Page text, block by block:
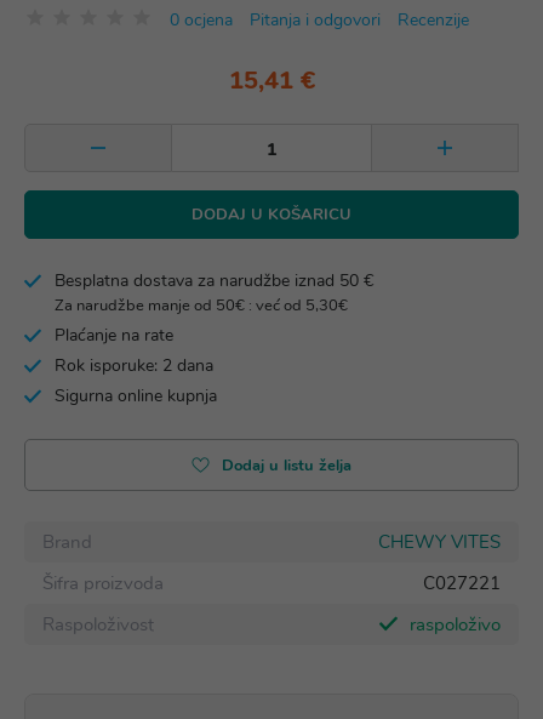
0 ocjena Pitanja i odgovori Recenzije
15,41 €
DODAJ U KOŠARICU
Besplatna dostava za narudžbe iznad 50 €
Za narudžbe manje od 50€ : već od 5,30€
Plaćanje na rate
Rok isporuke: 2 dana
Sigurna online kupnja
Dodaj u listu želja
Brand
CHEWY VITES
Šifra proizvoda
C027221
Raspoloživost
raspoloživo